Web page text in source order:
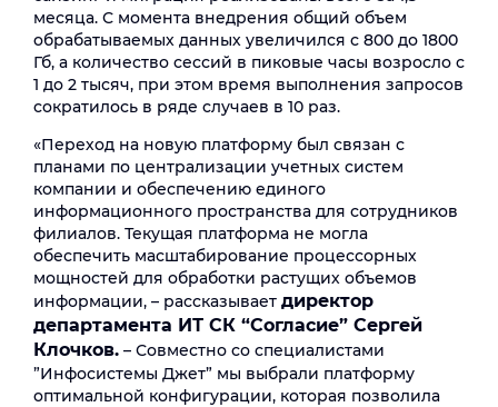
месяца. С момента внедрения общий объем
обрабатываемых данных увеличился с 800 до 1800
Гб, а количество сессий в пиковые часы возросло с
1 до 2 тысяч, при этом время выполнения запросов
сократилось в ряде случаев в 10 раз.
«Переход на новую платформу был связан с
планами по централизации учетных систем
компании и обеспечению единого
информационного пространства для сотрудников
филиалов. Текущая платформа не могла
обеспечить масштабирование процессорных
мощностей для обработки растущих объемов
информации, – рассказывает директор
департамента ИТ СК “Согласие” Сергей
Клочков. – Совместно со специалистами
”Инфосистемы Джет” мы выбрали платформу
оптимальной конфигурации, которая позволила